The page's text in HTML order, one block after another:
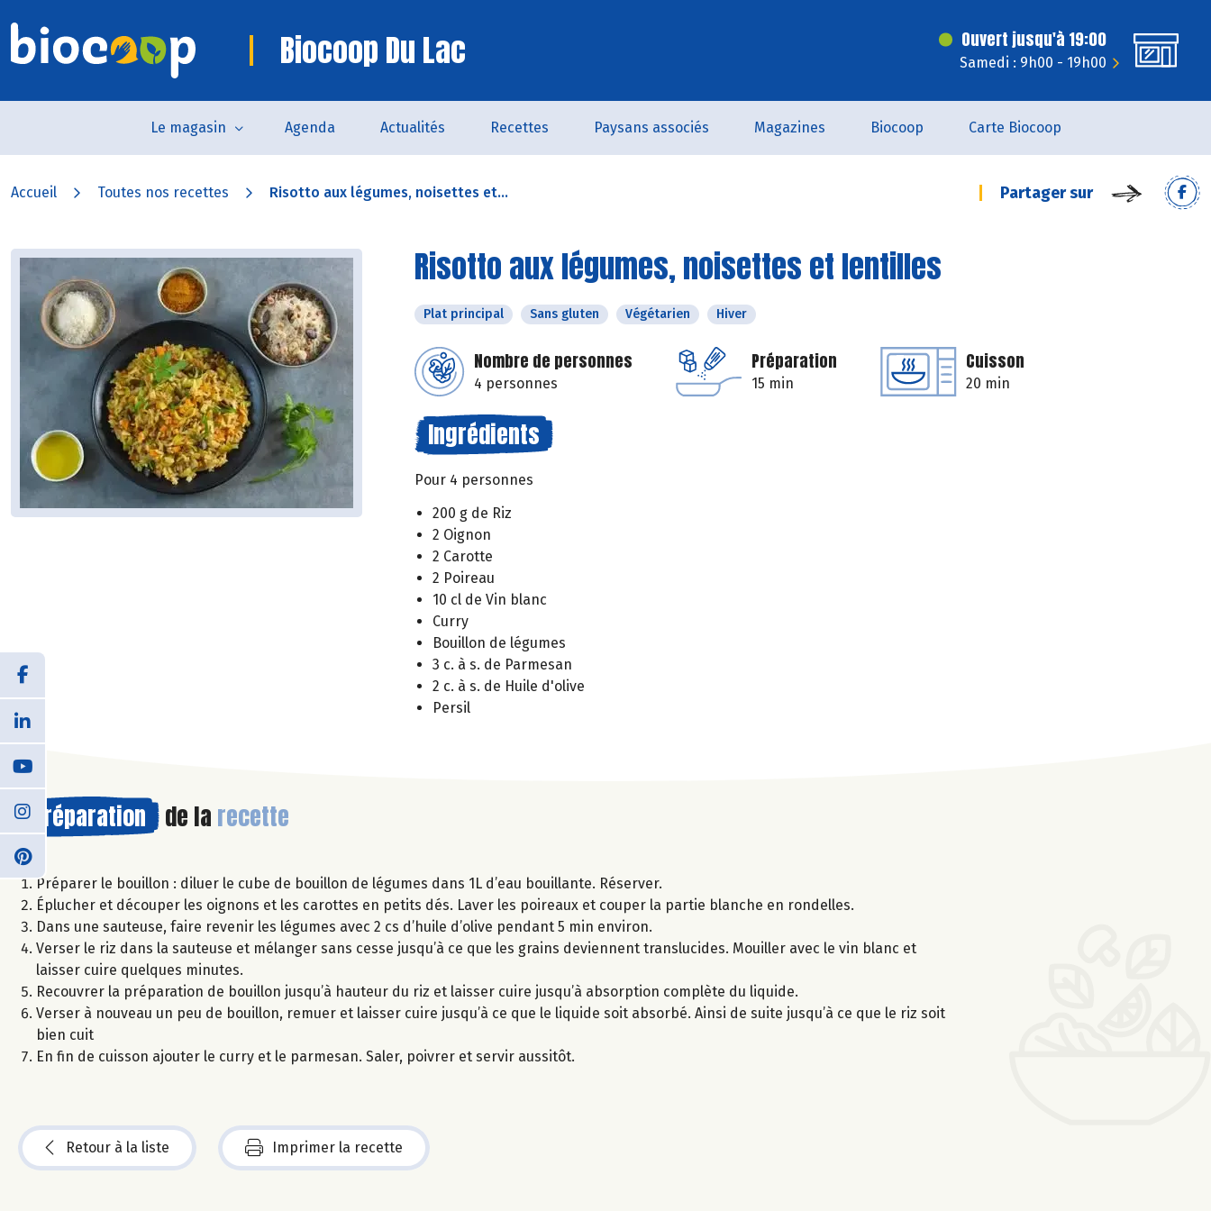
Biocoop Du Lac Ouvert jusqu'à 19:00
Samedi : 9h00 - 19h00
Le magasin Agenda Actualités Recettes Paysans associés Magazines Biocoop Carte Biocoop
Accueil Toutes nos recettes Risotto aux légumes, noisettes et... Partager sur
Risotto aux légumes, noisettes et lentilles
Plat principal Sans gluten Végétarien Hiver
Nombre de personnes
4 personnes
Préparation
15 min
Cuisson
20 min
Ingrédients
Pour 4 personnes
200 g de Riz
2 Oignon
2 Carotte
2 Poireau
10 cl de Vin blanc
Curry
Bouillon de légumes
3 c. à s. de Parmesan
2 c. à s. de Huile d'olive
Persil
Préparation de la recette
Préparer le bouillon : diluer le cube de bouillon de légumes dans 1L d’eau bouillante. Réserver.
Éplucher et découper les oignons et les carottes en petits dés. Laver les poireaux et couper la partie blanche en rondelles.
Dans une sauteuse, faire revenir les légumes avec 2 cs d’huile d’olive pendant 5 min environ.
Verser le riz dans la sauteuse et mélanger sans cesse jusqu’à ce que les grains deviennent translucides. Mouiller avec le vin blanc et
laisser cuire quelques minutes.
Recouvrer la préparation de bouillon jusqu’à hauteur du riz et laisser cuire jusqu’à absorption complète du liquide.
Verser à nouveau un peu de bouillon, remuer et laisser cuire jusqu’à ce que le liquide soit absorbé. Ainsi de suite jusqu’à ce que le riz soit
bien cuit
En fin de cuisson ajouter le curry et le parmesan. Saler, poivrer et servir aussitôt.
Retour à la liste Imprimer la recette